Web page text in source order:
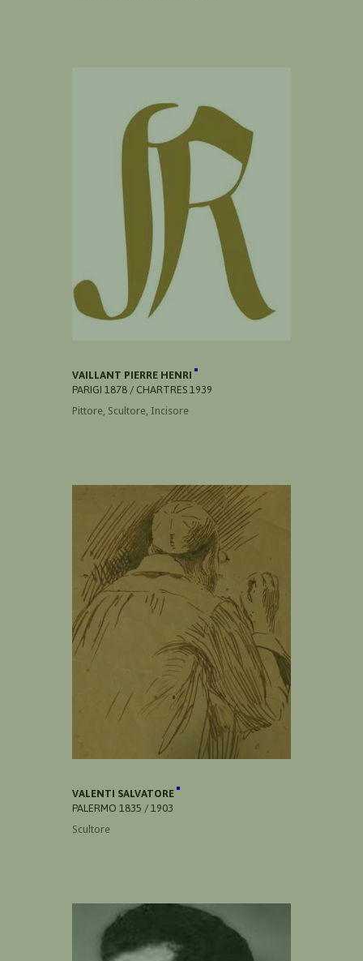
VAILLANT PIERRE HENRI
PARIGI 1878 / CHARTRES 1939
Pittore, Scultore, Incisore
VALENTI SALVATORE
PALERMO 1835 / 1903
Scultore